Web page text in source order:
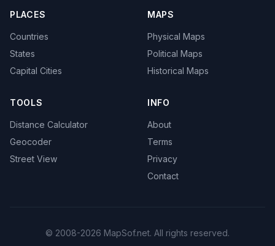
PLACES
Countries
States
Capital Cities
MAPS
Physical Maps
Political Maps
Historical Maps
TOOLS
Distance Calculator
Geocoder
Street View
INFO
About
Terms
Privacy
Contact
© 2008-2026 MapSof.net. All rights reserved.